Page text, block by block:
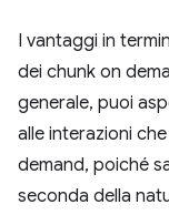
I vantaggi in
dei chunk on
generale, puoi
alle interazioni
demand, poiché
seconda della